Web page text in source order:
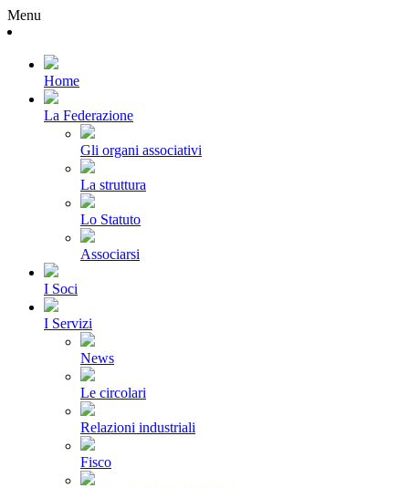
Menu
Home
La Federazione
Gli organi associativi
La struttura
Lo Statuto
Associarsi
I Soci
I Servizi
News
Le circolari
Relazioni industriali
Fisco